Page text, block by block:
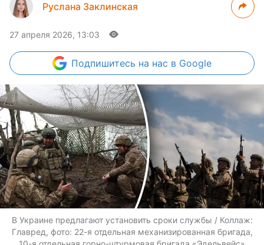
Руслана Заклинская
27 апреля 2026, 13:03
Подпишитесь на нас в Google
В Украине предлагают установить сроки службы / Коллаж:
Главред, фото: 22-я отдельная механизированная бригада,